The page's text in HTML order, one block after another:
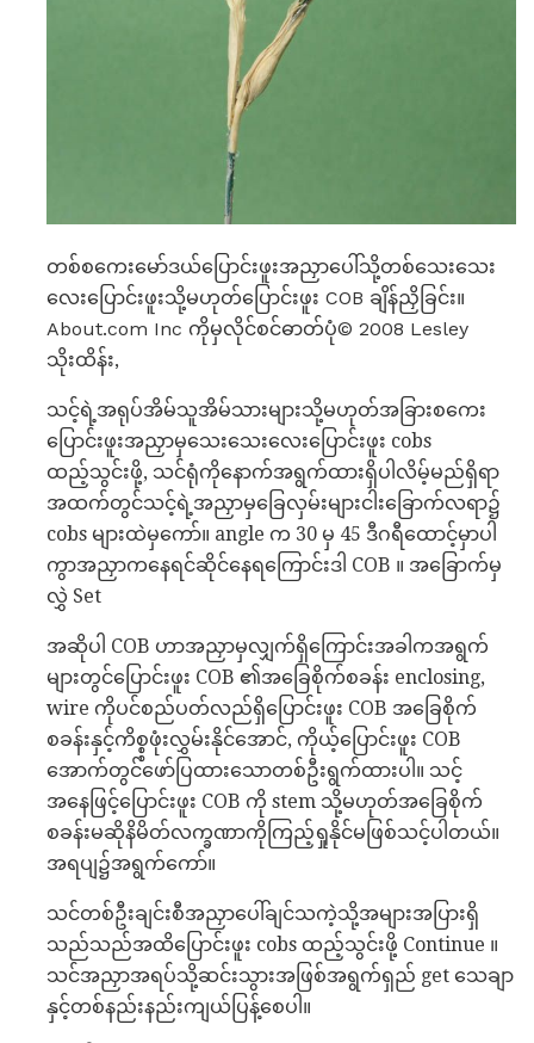
တစ်စကေးမော်ဒယ်ပြောင်းဖူးအညှာပေါ်သို့တစ်သေးသေး
လေးပြောင်းဖူးသို့မဟုတ်ပြောင်းဖူး COB ချိန်ညှိခြင်း။
About.com Inc ကိုမှလိုင်စင်ဓာတ်ပုံ© 2008 Lesley
သိုးထိန်း,
သင့်ရဲ့အရုပ်အိမ်သူအိမ်သားများသို့မဟုတ်အခြားစကေး
ပြောင်းဖူးအညှာမှသေးသေးလေးပြောင်းဖူး cobs
ထည့်သွင်းဖို့, သင်ရုံကိုနောက်အရွက်ထားရှိပါလိမ့်မည်ရှိရာ
အထက်တွင်သင့်ရဲ့အညှာမှခြေလှမ်းများငါးခြောက်လရာ၌
cobs များထဲမှကော်။ angle က 30 မှ 45 ဒီဂရီထောင့်မှာပါ
ကွာအညှာကနေရင်ဆိုင်နေရကြောင်းဒါ COB ။ အခြောက်မှ
လွှဲ Set
အဆိုပါ COB ဟာအညှာမှလျှက်ရှိကြောင်းအခါကအရွက်
များတွင်ပြောင်းဖူး COB ၏အခြေစိုက်စခန်း enclosing,
wire ကိုပင်စည်ပတ်လည်ရှိပြောင်းဖူး COB အခြေစိုက်
စခန်းနှင့်ကိစ္စ္စဖုံးလွှမ်းနိုင်အောင်, ကိုယ့်ပြောင်းဖူး COB
အောက်တွင်ဖော်ပြထားသောတစ်ဦးရွက်ထားပါ။ သင့်
အနေဖြင့်ပြောင်းဖူး COB ကို stem သို့မဟုတ်အခြေစိုက်
စခန်းမဆိုနိမိတ်လက္ခဏာကိုကြည့်ရှုနိုင်မဖြစ်သင့်ပါတယ်။
အရပျ၌အရွက်ကော်။
သင်တစ်ဦးချင်းစီအညှာပေါ်ချင်သကဲ့သို့အများအပြားရှိ
သည်သည်အထိပြောင်းဖူး cobs ထည့်သွင်းဖို့ Continue ။
သင်အညှာအရပ်သို့ဆင်းသွားအဖြစ်အရွက်ရှည် get သေချာ
နှင့်တစ်နည်းနည်းကျယ်ပြန့်စေပါ။